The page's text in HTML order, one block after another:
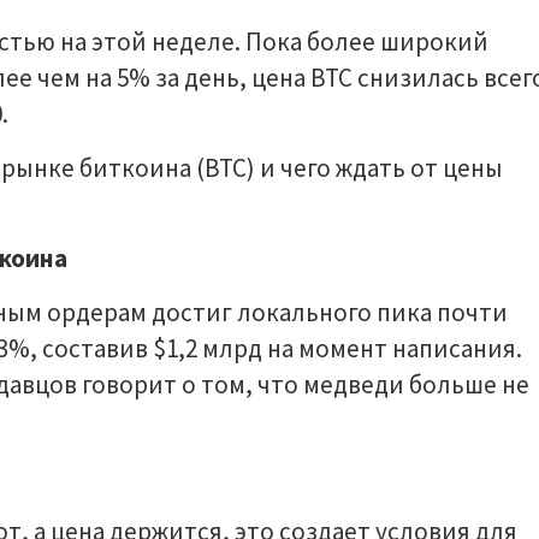
на этой неделе. Пока более широкий
чем на 5% за день, цена BTC снизилась
биткоина (BTC) и чего ждать от цены
ордерам достиг локального пика почти
составив $1,2 млрд на момент написания.
говорит о том, что медведи больше не
а цена держится, это создает условия для